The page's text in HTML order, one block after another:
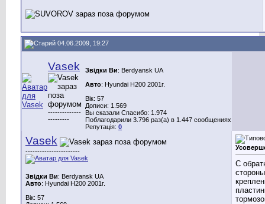
04.06.2009, 19:27
Vasek
--------------
---------
Звідки Ви: Berdyansk UA
Авто: Hyundai H200 2001г.
Вік: 57
Дописи: 1.569
Вы сказали Спасибо: 1.974
Поблагодарили 3.796 раз(а) в 1.447 сообщениях
Репутація: 0
Vasek
-----------------------
Звідки Ви: Berdyansk UA
Авто: Hyundai H200 2001г.
Вік: 57
С